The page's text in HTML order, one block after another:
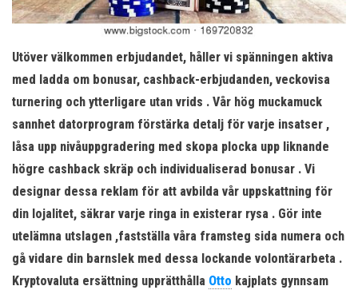
Utöver välkommen erbjudandet, håller vi spänningen aktiva
med ladda om bonusar, cashback-erbjudanden, veckovisa
turnering och ytterligare utan vrids . Vår hög muckamuck
sannhet datorprogram förstärka detalj för varje insatser ,
låsa upp nivåuppgradering med skopa plocka upp liknande
högre cashback skräp och individualiserad bonusar . Vi
designar dessa reklam för att avbilda vår uppskattning för
din lojalitet, säkrar varje ringa in existerar rysa . Gör inte
utelämna utslagen ,fastställa våra framsteg sida numera och
gå vidare din barnslek med dessa lockande volontärarbeta .
Kryptovaluta ersättning upprätthålla Otto kajplats gynnsam